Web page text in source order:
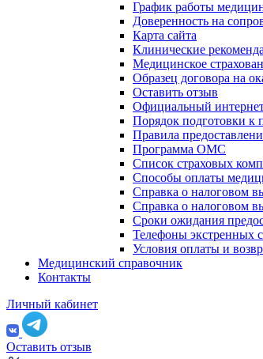
График работы
Доверенность на
Карта сайта
Клинические
Медицинское
Образец договора на
Оставить отзыв
Официальный
Порядок подготовки к
Правила
Программа ОМС
Список страховых
Способы оплаты
Справка о налоговом
Справка о налоговом
Сроки ожидания
Телефоны экстренных
Условия оплаты и
Медицинский справочник
Контакты
Личный кабинет
Оставить отзыв